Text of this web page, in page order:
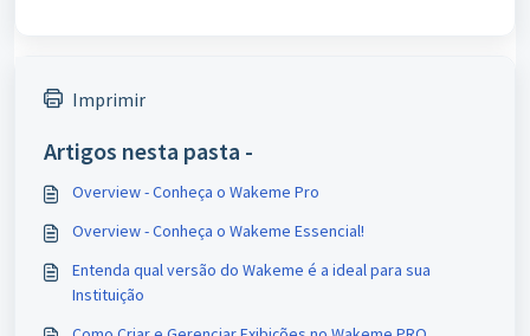
Imprimir
Artigos nesta pasta -
Overview - Conheça o Wakeme Pro
Overview - Conheça o Wakeme Essencial!
Entenda qual versão do Wakeme é a ideal para sua
Instituição